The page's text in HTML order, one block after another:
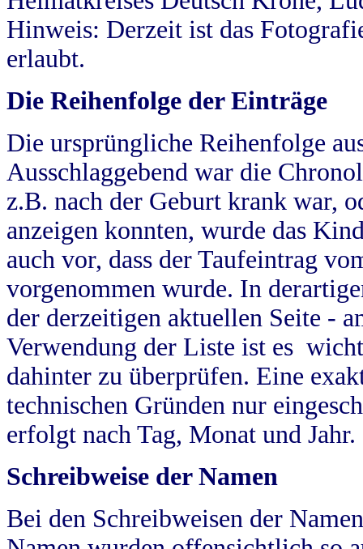
Hinweis: Derzeit ist das
erlaubt.
Die Reihenfolge der Einträge
Die ursprüngliche Reihenfolge
Ausschlaggebend war die
z.B. nach der Geburt krank war,
anzeigen konnten, wurde das
auch vor, dass der Taufeintrag
vorgenommen wurde. In
der derzeitigen aktuellen Seite -
Verwendung der Liste ist es
dahinter zu überprüfen. Eine
technischen Gründen nur
erfolgt nach Tag, Monat und Jahr.
Schreibweise der Namen
Bei den Schreibweisen der